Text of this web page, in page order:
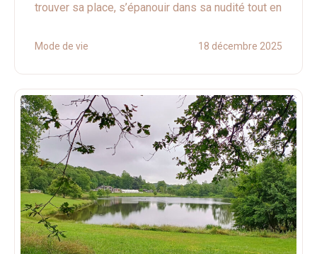
trouver sa place, s’épanouir dans sa nudité tout en
Mode de vie 18 décembre 2025